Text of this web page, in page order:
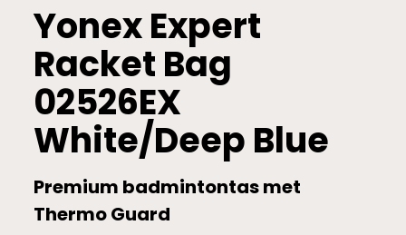
Yonex Expert
Racket Bag
02526EX
White/Deep Blue
Premium badmintontas met
Thermo Guard